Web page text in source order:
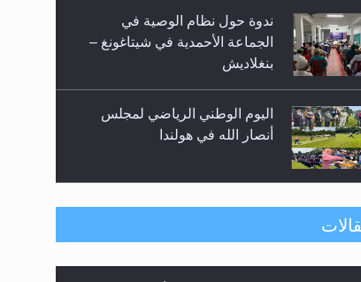
ندوة حول نظام الوصية في
الجماعة الأحمدية في شيتاغونغ –
بنغلاديش
اليوم الوطني الرياضي لمجلس
أنصار الله في هولندا
إتمام حفظ القرآن الكريم لثلاثة